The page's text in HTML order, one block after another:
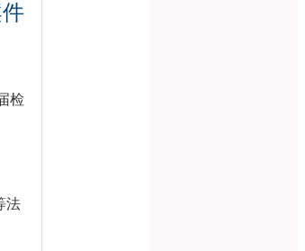
检
法